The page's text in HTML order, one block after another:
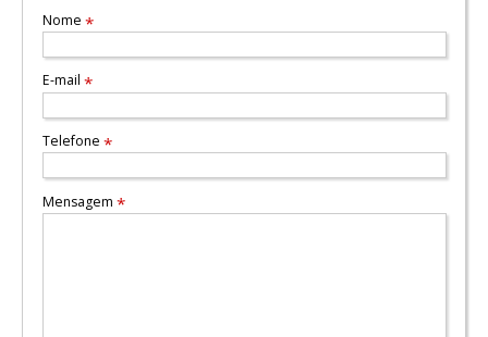
Nome *
E-mail *
Telefone *
Mensagem *